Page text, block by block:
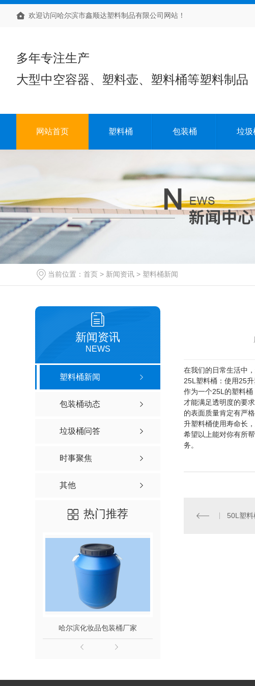
欢迎访问哈尔滨市鑫顺达塑料制品有限公司网站！
多年专注生产
大型中空容器、塑料壶、塑料桶等塑料制品
网站首页 塑料桶 包装桶 垃圾
当前位置： 首页 > 新闻资讯 > 塑料桶新闻
新闻资讯
NEWS
塑料桶新闻
包装桶动态
垃圾桶问答
时事聚焦
其他
热门推荐
哈尔滨化妆品包装桶厂家
在我们的日常生活中
25L塑料桶：使用25
作为一个25L的塑料
才能满足透明度的要
的表面质量肯定有严
升塑料桶使用寿命长
希望以上能对你有所
务。
50L塑